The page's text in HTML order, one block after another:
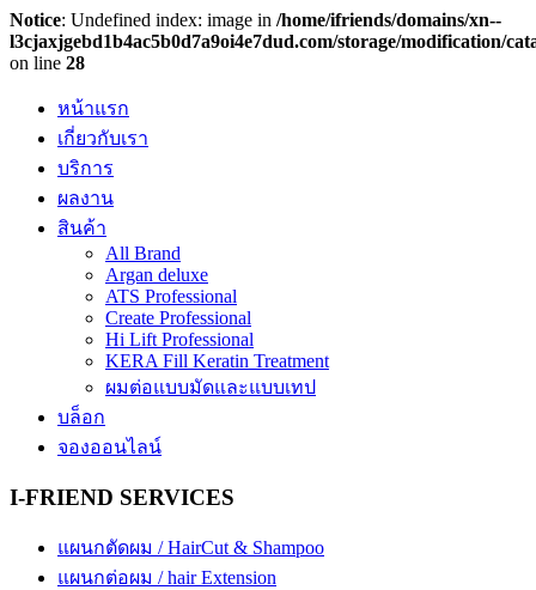
Notice: Undefined index: image in /home/ifriends/domains/xn--
l3cjaxjgebd1b4ac5b0d7a9oi4e7dud.com/storage/modification/
on line 28
หน้าแรก
เกี่ยวกับเรา
บริการ
ผลงาน
สินค้า
All Brand
Argan deluxe
ATS Professional
Create Professional
Hi Lift Professional
KERA Fill Keratin Treatment
ผมต่อแบบมัดและแบบเทป
บล็อก
จองออนไลน์
I-FRIEND SERVICES
แผนกตัดผม / HairCut & Shampoo
แผนกต่อผม / hair Extension